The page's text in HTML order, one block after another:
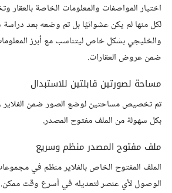
اختيار المواصفات والمعلومات الخاصة
لكل منها لم يكن عشوائيًا بل تم وضعه بعد دراسة
والخليجي بشكل خاص ليتناسب مع أبرز
ضمن عروض العقارات.
مساحة لصورتين قابلتين للاستبدال
تم تخصيص مساحتين لوضع الصور ضمن الفلاير
بكل سهولة من الملف مفتوح المصدر.
ملف مفتوح المصدر منظم وسريع
الملف المفتوح الخاص بالفلاير منظم في
الوصول لأي عنصر لتعديله في أسرع وقت ممكن.